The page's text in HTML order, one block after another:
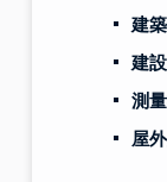
建
建
測
屋